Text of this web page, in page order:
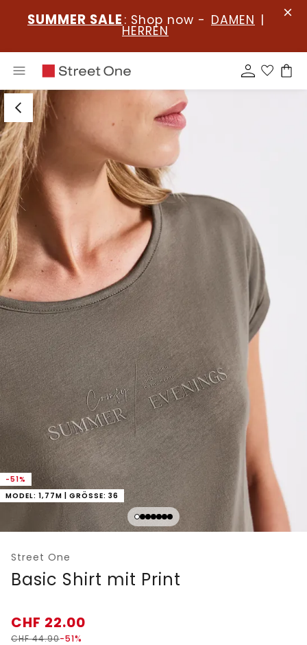
SUMMER SALE : Shop now - DAMEN |
HERREN
-51%
MODEL: 1,77M | GRÖSSE: 36
Street One
Basic Shirt mit Print
CHF 22.00
CHF44.90-51%